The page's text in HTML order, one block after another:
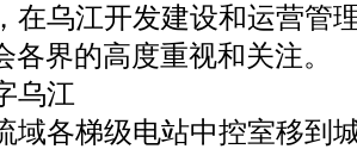
在乌江开发建设和运营管
各界的高度重视和关注。
乌江
域各梯级电站中控室移到